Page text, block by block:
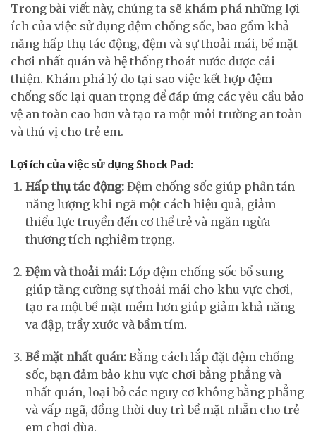
Trong bài viết này, chúng ta sẽ khám phá những lợi
ích của việc sử dụng đệm chống sốc, bao gồm khả
năng hấp thụ tác động, đệm và sự thoải mái, bề mặt
chơi nhất quán và hệ thống thoát nước được cải
thiện. Khám phá lý do tại sao việc kết hợp đệm
chống sốc lại quan trọng để đáp ứng các yêu cầu bảo
vệ an toàn cao hơn và tạo ra một môi trường an toàn
và thú vị cho trẻ em.
Lợi ích của việc sử dụng Shock Pad:
Hấp thụ tác động:Đệm chống sốc giúp phân tán
năng lượng khi ngã một cách hiệu quả, giảm
thiểu lực truyền đến cơ thể trẻ và ngăn ngừa
thương tích nghiêm trọng.
Đệm và thoải mái:Lớp đệm chống sốc bổ sung
giúp tăng cường sự thoải mái cho khu vực chơi,
tạo ra một bề mặt mềm hơn giúp giảm khả năng
va đập, trầy xước và bầm tím.
Bề mặt nhất quán:Bằng cách lắp đặt đệm chống
sốc, bạn đảm bảo khu vực chơi bằng phẳng và
nhất quán, loại bỏ các nguy cơ không bằng phẳng
và vấp ngã, đồng thời duy trì bề mặt nhẵn cho trẻ
em chơi đùa.